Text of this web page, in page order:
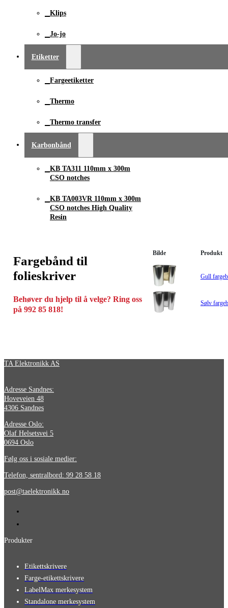
Klips
Jo-jo
Etiketter
Fargeetiketter
Thermo
Thermo transfer
Karbonbånd
KB TA311 110mm x ­300m
CSO notches
KB TA003VR 110mm x 300m
CSO notches High Quality
Resin
Fargebånd til
folieskriver
Behøver du hjelp til å velge? Ring oss
på 992 85 818!
Bilde Produkt
Gull
Sølv
TA Elektronikk AS
Adresse Sandnes:
Hoveveien 48
4306 Sandnes
Adresse Oslo:
Olaf Helsetsvei 5
0694 Oslo
Følg oss i sosiale medier:
Telefon, sentralbord: 99 28 58 18
post@taelektronikk.no
Produkter
Etikettskrivere
Farge-etikettskrivere
LabelMax merkesystem
Standalone merkesystem